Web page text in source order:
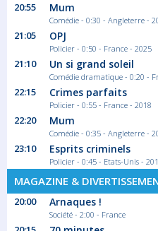
Hercule
Saison 5
Le
Série/
Retrouvez
Magazine
20:55 Mum
Comédie - 0:30 - Angleterre -
21:05 OPJ
Policier - 0:50 - France - 2025
21:10 Un si grand soleil
Comédie dramatique - 0:20 -
22:15 Crimes parfaits
Policier - 0:55 - France - 2018
22:20 Mum
Comédie - 0:35 - Angleterre -
23:10 Esprits criminels
Policier - 0:45 - Etats-Unis -
MAGAZINE &
20:00 Arnaques !
Société - 2:00 - France